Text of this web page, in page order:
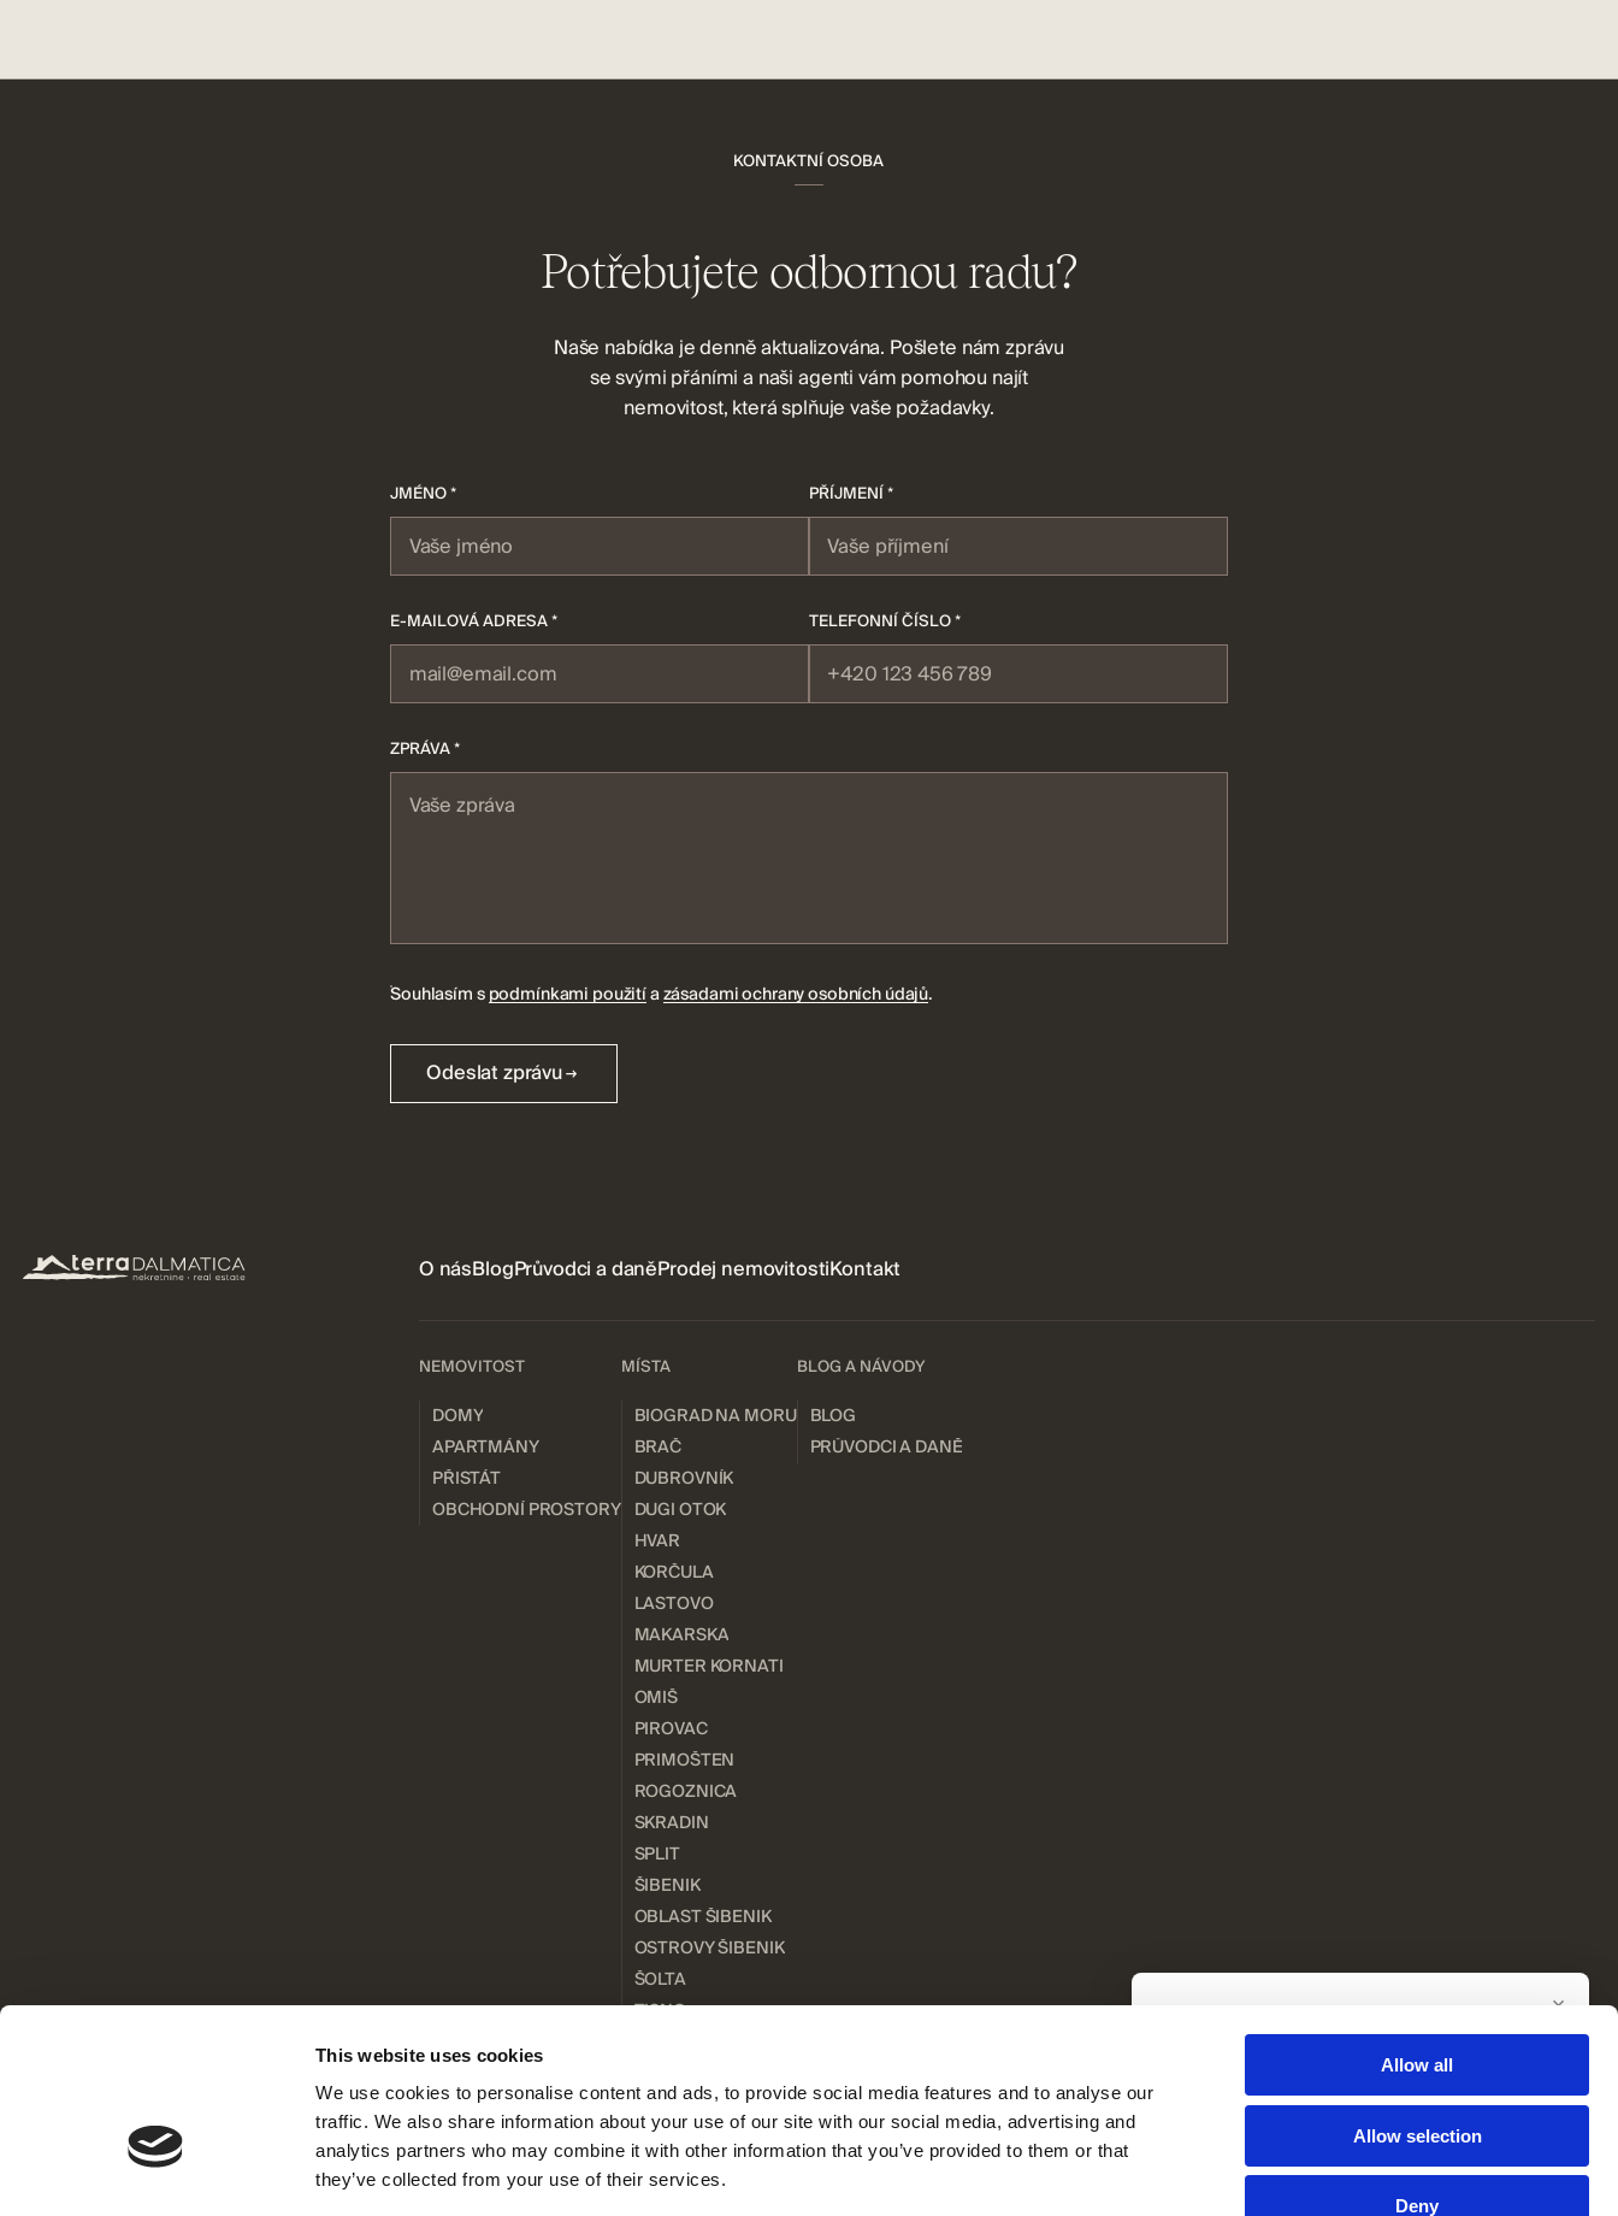
This website uses cookies
We use cookies to personalise content and ads, to provide social media features and to analyse our
traffic. We also share information about your use of our site with our social media, advertising and
analytics partners who may combine it with other information that you’ve provided to them or that
they’ve collected from your use of their services.
Allow all
Allow selection
Deny
KONTAKTNÍ OSOBA
Potřebujete odbornou radu?
Naše nabídka je denně aktualizována. Pošlete nám zprávu
se svými přáními a naši agenti vám pomohou najít
nemovitost, která splňuje vaše požadavky.
JMÉNO * PŘÍJMENÍ *
E-MAILOVÁ ADRESA * TELEFONNÍ ČÍSLO *
ZPRÁVA *
Souhlasím spodmínkami použitíazásadami ochrany osobních údajů.
Odeslat zprávu
O násBlogPrůvodci a daněProdej nemovitostiKontakt
NEMOVITOST
DOMY
APARTMÁNY
PŘISTÁT
OBCHODNÍ PROSTORY
MÍSTA
BIOGRAD NA MORU
BRAČ
DUBROVNÍK
DUGI OTOK
HVAR
KORČULA
LASTOVO
MAKARSKA
MURTER KORNATI
OMIŠ
PIROVAC
PRIMOŠTEN
ROGOZNICA
SKRADIN
SPLIT
ŠIBENIK
OBLAST ŠIBENIK
OSTROVY ŠIBENIK
ŠOLTA
TISNO
VODICE
ZADAR
BLOG A NÁVODY
BLOG
PRŮVODCI A DANĚ
×
Souhlasím s odběrem newsletteru a se